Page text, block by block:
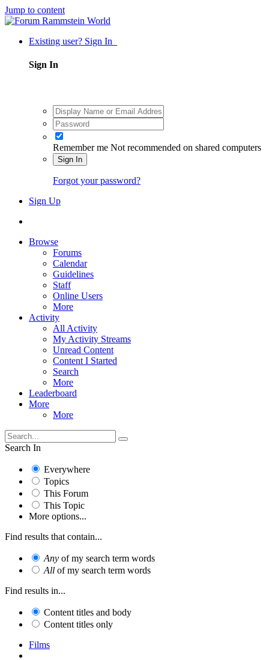
Jump to content
Existing user? Sign In
Sign In
Remember me Not recommended on shared computers
Sign In
Forgot your password?
Sign Up
Browse
Forums
Calendar
Guidelines
Staff
Online Users
More
Activity
All Activity
My Activity Streams
Unread Content
Content I Started
Search
More
Leaderboard
More
More
Search In
Everywhere
Topics
This Forum
This Topic
More options...
Find results that contain...
Any of my search term words
All of my search term words
Find results in...
Content titles and body
Content titles only
Films